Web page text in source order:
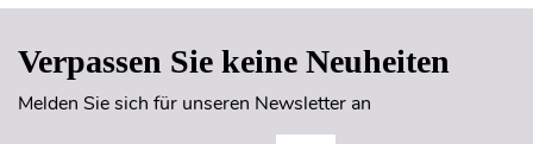
Verpassen Sie keine Neuheiten
Melden Sie sich für unseren Newsletter an